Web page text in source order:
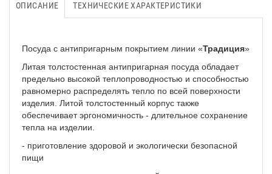
ОПИСАНИЕ ТЕХНИЧЕСКИЕ ХАРАКТЕРИСТИКИ
Посуда с антипригарным покрытием линии «Традиция»
Литая толстостенная антипригарная посуда обладает
предельно высокой теплопроводностью и способностью
равномерно распределять тепло по всей поверхности
изделия. Литой толстостенный корпус также
обеспечивает эргономичность - длительное сохранение
тепла на изделии.
- приготовление здоровой и экологически безопасной
пищи